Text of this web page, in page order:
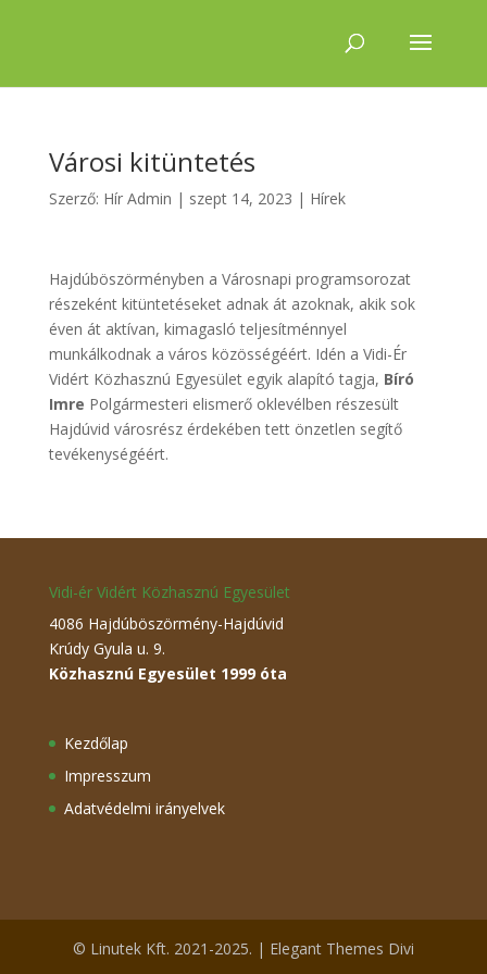
Városi kitüntetés
Szerző: Hír Admin | szept 14, 2023 | Hírek
Hajdúböszörményben a Városnapi programsorozat
részeként kitüntetéseket adnak át azoknak, akik sok
éven át aktívan, kimagasló teljesítménnyel
munkálkodnak a város közösségéért. Idén a Vidi-Ér
Vidért Közhasznú Egyesület egyik alapító tagja, Bíró
Imre Polgármesteri elismerő oklevélben részesült
Hajdúvid városrész érdekében tett önzetlen segítő
tevékenységéért.
Vidi-ér Vidért Közhasznú Egyesület
4086 Hajdúböszörmény-Hajdúvid
Krúdy Gyula u. 9.
Közhasznú Egyesület 1999 óta
Kezdőlap
Impresszum
Adatvédelmi irányelvek
© Linutek Kft. 2021-2025. | Elegant Themes Divi